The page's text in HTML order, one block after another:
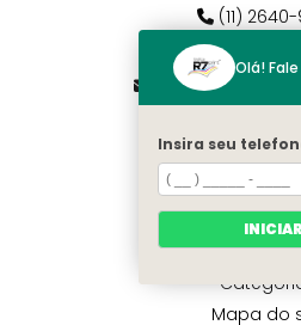
(11)
(11) 98784-
MENU
Home
Quem
Mapa do
Olá!
Insira seu